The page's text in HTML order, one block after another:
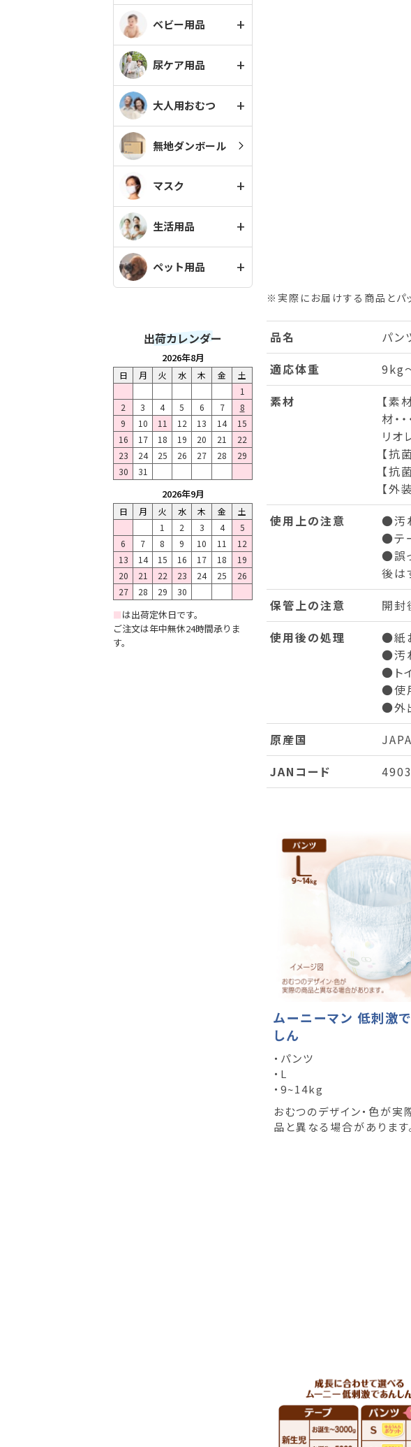
ベビー用品
尿ケア用品
大人用おむつ
無地ダンボール
マスク
生活用品
ペット用品
出荷カレンダー
2026年8月
日 月 火 水 木 金
土
1
2
3 4 5 6 7
8
9
10 11 12 13 14
15
16
17 18 19 20 21
22
23
24 25 26 27 28
29
30
31
2026年9月
日 月 火 水 木 金
土
1
2 3 4
5
6
7 8 9 10 11
12
13
14 15 16 17 18
19
20
21 22 23 24 25
26
27
28 29 30
■は出荷定休日です。
ご注文は年中無休24時間承りま
す。
※実際にお届けする商品とパ
品名
パン
適応体重
9kg
素材
【素
材・
リオ
【抗
【抗
【外
使用上の注意
●汚
●テ
●誤
後は
保管上の注意
開封
使用後の処理
●紙
●汚
●ト
●使
●外
原産国
JANコード
ムーニーマン 低刺激
しん
・パンツ
・L
・9~14kg
おむつのデザイン・色が実
品と異なる場合があります